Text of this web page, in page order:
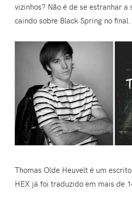
vizinhos? Não é de se estranhar a
caindo sobre Black Spring no final.
Thomas Olde Heuvelt é um
HEX já foi traduzido em mais de